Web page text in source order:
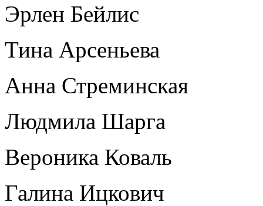
Эрлен Бейлис
Тина Арсеньева
Анна Стреминская
Людмила Шарга
Вероника Коваль
Галина Ицкович